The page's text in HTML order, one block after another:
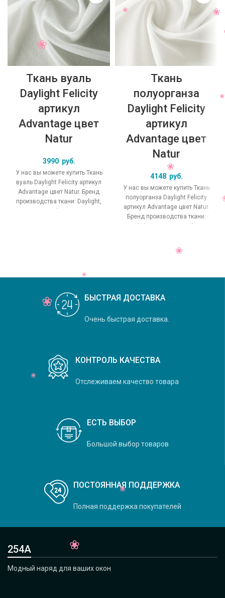
Ткань вуаль
Daylight Felicity
артикул
Advantage цвет
Natur
3990 руб.
У нас вы можете купить Ткань
вуаль Daylight Felicity артикул
Advantage цвет Natur. Бренд
производства ткани: Daylight,
коллекция Felicity, основной
Ткань
полуорганза
Daylight Felicity
артикул
Advantage цвет
Natur
4148 руб.
У нас вы можете купить Ткань
полуорганза Daylight Felicity
артикул Advantage цвет Natur.
Бренд производства ткани:
Daylight, коллекция Felicity,
БЫСТРАЯ ДОСТАВКА
Очень быстрая доставка.
КОНТРОЛЬ КАЧЕСТВА
Отслеживаем качество товара
ЕСТЬ ВЫБОР
Большой выбор товаров
ПОСТОЯННАЯ ПОДДЕРЖКА
Полная поддержка покупателей
254А
Модный наряд для ваших окон